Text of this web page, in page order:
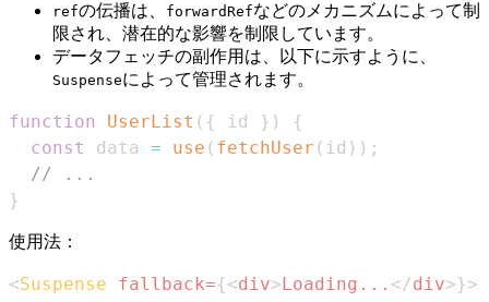
refの伝播は、 forwardRefなどのメカニズムによって制
限され、潜在的な影響を制限しています。
データフェッチの副作用は、以下に示すように、
Suspenseによって管理されます。
function UserList ( { id } )
{
const
data = use ( fetchUser ( id ) ) ;
// ...
}
使用法：
<Suspense fallback={<div> Loading... </div>}>